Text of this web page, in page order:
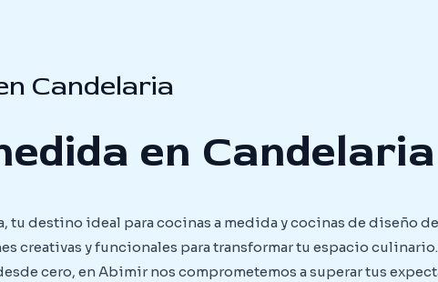
Candelaria
en Candelaria
tu destino ideal para cocinas a medida y cocinas de diseño
creativas y funcionales para transformar tu espacio culinario.
cero, en Abimir nos comprometemos a superar tus